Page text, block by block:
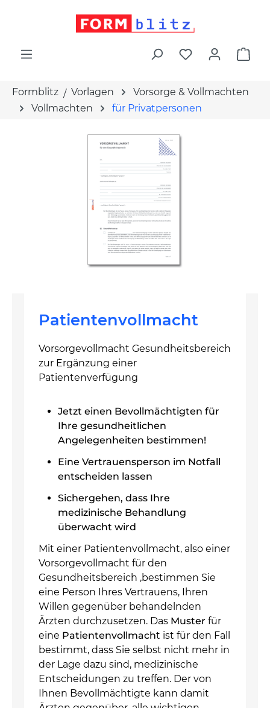
Formblitz Vorlagen
Vorsorge & Vollmachten
Vollmachten
für Privatpersonen
Patientenvollmacht
Vorsorgevollmacht Gesundheitsbereich
zur Ergänzung einer
Patientenverfügung
Jetzt einen Bevollmächtigten für
Ihre gesundheitlichen
Angelegenheiten bestimmen!
Eine Vertrauensperson im Notfall
entscheiden lassen
Sichergehen, dass Ihre
medizinische Behandlung
überwacht wird
Mit einer Patientenvollmacht, also einer
Vorsorgevollmacht für den
Gesundheitsbereich ,bestimmen Sie
eine Person Ihres Vertrauens, Ihren
Willen gegenüber behandelnden
Ärzten durchzusetzen. Das Muster für
eine Patientenvollmacht ist für den Fall
bestimmt, dass Sie selbst nicht mehr in
der Lage dazu sind, medizinische
Entscheidungen zu treffen. Der von
Ihnen Bevollmächtigte kann damit